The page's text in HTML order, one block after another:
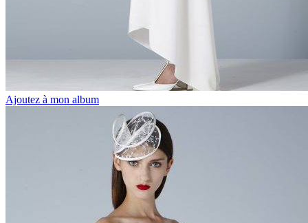
Ajoutez à mon album